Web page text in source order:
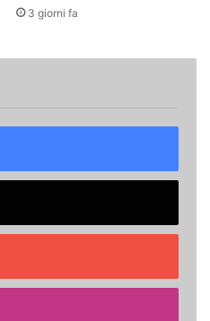
3 giorni fa